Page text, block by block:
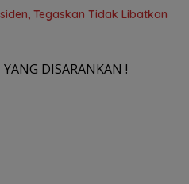
Tegaskan Tidak Libatkan
DISARANKAN !